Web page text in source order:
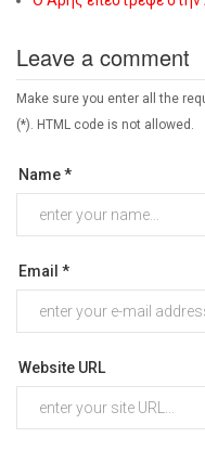
Leave a comment
Make sure you enter all the
(*). HTML code is not allowed.
Name *
Email *
Website URL